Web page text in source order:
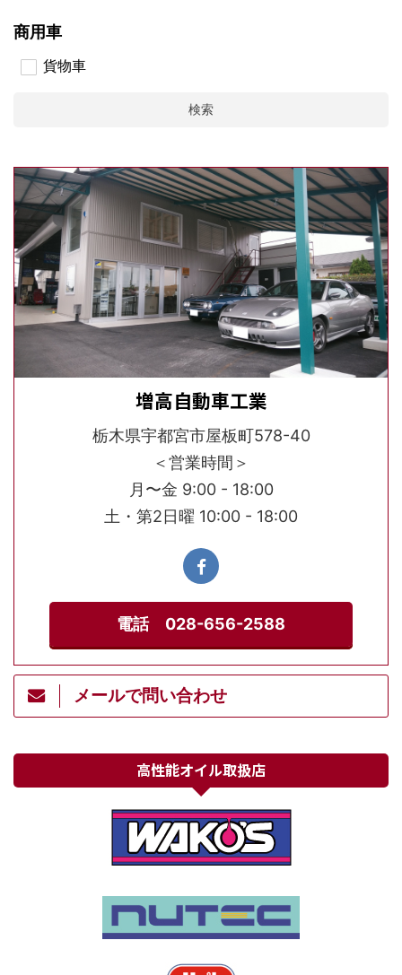
商用車
貨物車
検索
増高自動車工業
栃木県宇都宮市屋板町578-40
＜営業時間＞
月〜金 9:00 - 18:00
土・第2日曜 10:00 - 18:00
電話 028-656-2588
メールで問い合わせ
高性能オイル取扱店